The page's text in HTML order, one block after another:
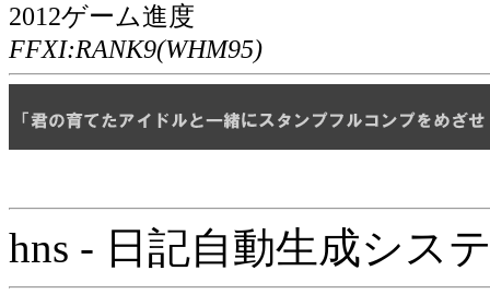
2012ゲーム進度
FFXI:RANK9(WHM95)
hns - 日記自動生成シス